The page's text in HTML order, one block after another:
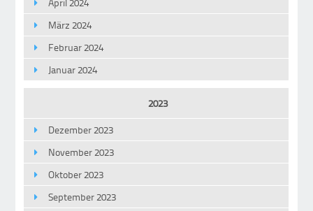
März 2024
Februar 2024
Januar 2024
2023
Dezember 2023
November 2023
Oktober 2023
September 2023